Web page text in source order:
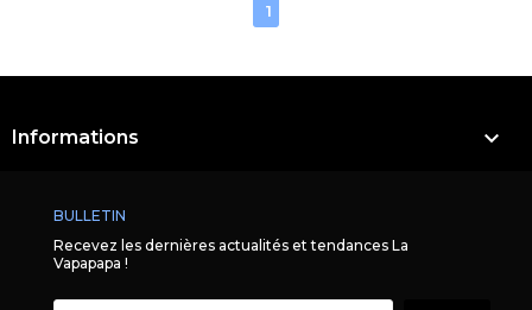
1
Informations 
BULLETIN
Recevez les dernières actualités et tendances La
Vapapapa !